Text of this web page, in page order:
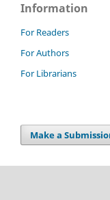
Information
For Readers
For Authors
For Librarians
Make a